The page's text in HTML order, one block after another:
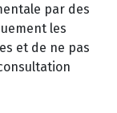
par des
les
et de ne pas